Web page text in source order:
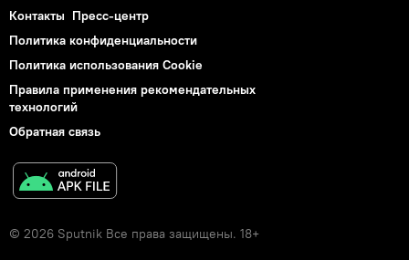
Контакты Пресс-центр
Политика конфиденциальности
Политика использования Cookie
Правила применения рекомендательных
технологий
Обратная связь
© 2026 Sputnik Все права защищены. 18+